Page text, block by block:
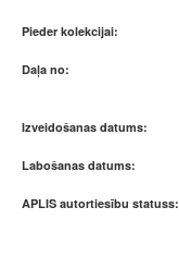
Pieder kolekcijai:
Daļa no:
Izveidošanas datums:
Labošanas datums:
APLIS autortiesību statuss: